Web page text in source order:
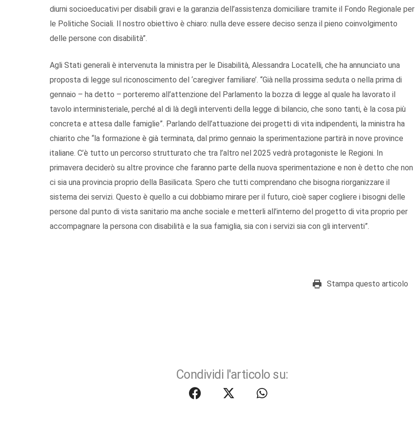
diurni socioeducativi per disabili gravi e la garanzia dell’assistenza domiciliare tramite il Fondo Regionale per
le Politiche Sociali. Il nostro obiettivo è chiaro: nulla deve essere deciso senza il pieno coinvolgimento
delle persone con disabilità”.
Agli Stati generali è intervenuta la ministra per le Disabilità, Alessandra Locatelli, che ha annunciato una
proposta di legge sul riconoscimento del ‘caregiver familiare’. “Già nella prossima seduta o nella prima di
gennaio – ha detto – porteremo all’attenzione del Parlamento la bozza di legge al quale ha lavorato il
tavolo interministeriale, perché al di là degli interventi della legge di bilancio, che sono tanti, è la cosa più
concreta e attesa dalle famiglie”. Parlando dell’attuazione dei progetti di vita indipendenti, la ministra ha
chiarito che “la formazione è già terminata, dal primo gennaio la sperimentazione partirà in nove province
italiane. C’è tutto un percorso strutturato che tra l’altro nel 2025 vedrà protagoniste le Regioni. In
primavera deciderò su altre province che faranno parte della nuova sperimentazione e non è detto che non
ci sia una provincia proprio della Basilicata. Spero che tutti comprendano che bisogna riorganizzare il
sistema dei servizi. Questo è quello a cui dobbiamo mirare per il futuro, cioè saper cogliere i bisogni delle
persone dal punto di vista sanitario ma anche sociale e metterli all’interno del progetto di vita proprio per
accompagnare la persona con disabilità e la sua famiglia, sia con i servizi sia con gli interventi”.
Stampa questo articolo
Condividi l'articolo su: